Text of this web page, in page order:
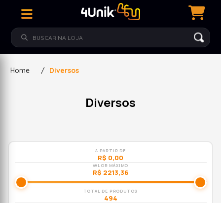
Home / Diversos
Diversos
A PARTIR DE
R$ 0,00
VALOR MÁXIMO
R$ 2213,36
TOTAL DE PRODUTOS
494